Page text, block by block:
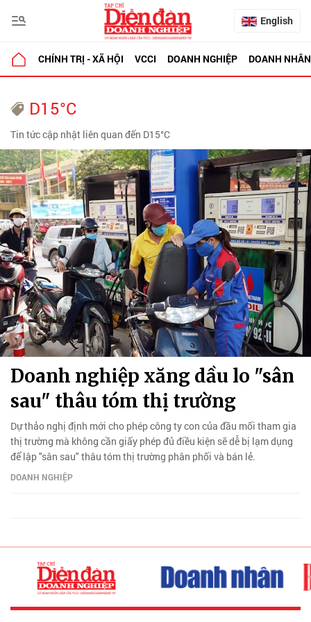
English
CHÍNH TRỊ - XÃ HỘI VCCI DOANH NGHIỆP DOANH NHÂN
D15°C
Tin tức cập nhật liên quan đến D15°C
Doanh nghiệp xăng dầu lo "sân
sau" thâu tóm thị trường
Dự thảo nghị định mới cho phép công ty con của đầu mối tham gia
thị trường mà không cần giấy phép đủ điều kiện sẽ dễ bị lạm dụng
để lập "sân sau" thâu tóm thị trường phân phối và bán lẻ.
DOANH NGHIỆP